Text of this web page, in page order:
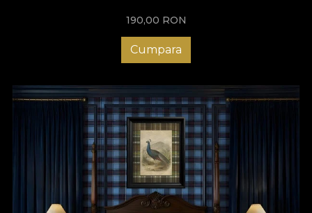
190,00 RON
Cumpara